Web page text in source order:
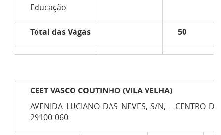
Educação
Total das Vagas 50
CEET VASCO COUTINHO (VILA VELHA)
AVENIDA LUCIANO DAS NEVES, S/N, - CENTRO
29100-060